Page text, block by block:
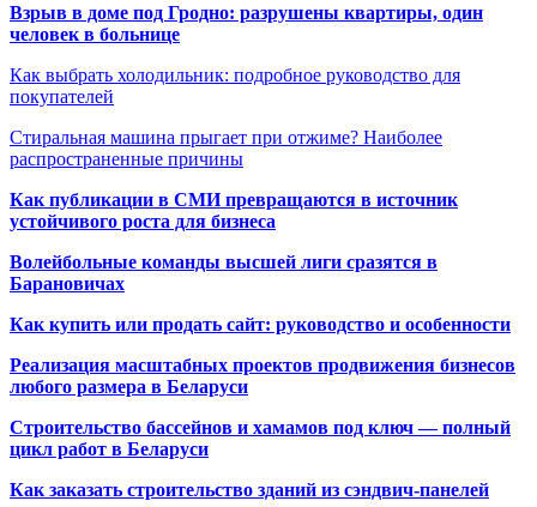
Взрыв в доме под Гродно: разрушены квартиры, один
человек в больнице
Как выбрать холодильник: подробное руководство для
покупателей
Стиральная машина прыгает при отжиме? Наиболее
распространенные причины
Как публикации в СМИ превращаются в источник
устойчивого роста для бизнеса
Волейбольные команды высшей лиги сразятся в
Барановичах
Как купить или продать сайт: руководство и особенности
Реализация масштабных проектов продвижения бизнесов
любого размера в Беларуси
Строительство бассейнов и хамамов под ключ — полный
цикл работ в Беларуси
Как заказать строительство зданий из сэндвич-панелей